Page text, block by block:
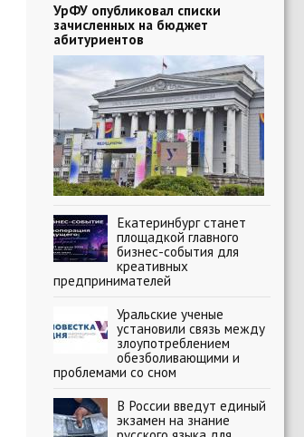
УрФУ опубликовал списки
зачисленных на бюджет
абитуриентов
Екатеринбург станет
площадкой главного
бизнес-события для
креативных
предпринимателей
Уральские ученые
установили связь между
злоупотреблением
обезболивающими и
проблемами со сном
В России введут единый
экзамен на знание